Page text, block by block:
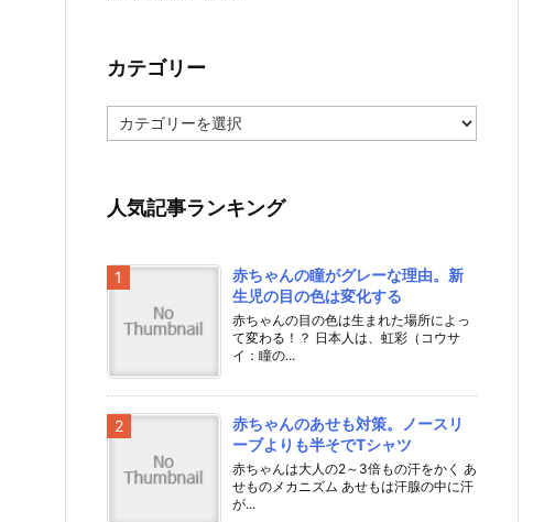
カテゴリー
テ
ー
人気記事ランキング
赤ちゃんの瞳がグレーな理由。新
生児の目の色は変化する
赤ちゃんの目の色は生まれた場所によっ
て変わる！？ 日本人は、虹彩（コウサ
イ：瞳の...
赤ちゃんのあせも対策。ノースリ
ーブよりも半そでTシャツ
赤ちゃんは大人の2～3倍もの汗をかく あ
せものメカニズム あせもは汗腺の中に汗
が...